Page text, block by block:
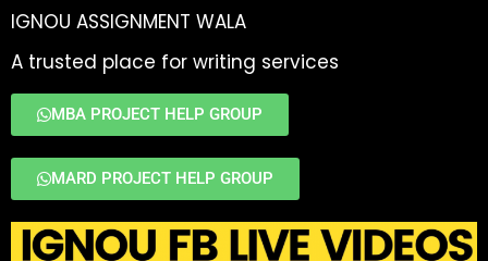
IGNOU ASSIGNMENT WALA
A trusted place for writing services
MBA PROJECT HELP GROUP
MARD PROJECT HELP GROUP